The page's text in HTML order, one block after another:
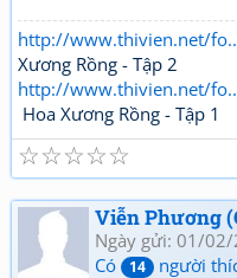
http://www.thivien.net/
Xương Rồng - Tập 2
http://www.thivien.net/
Hoa Xương Rồng - Tập 1
☆
☆
☆
☆
☆
Viễn Phương
Ngày gửi: 01/
Có
14 người